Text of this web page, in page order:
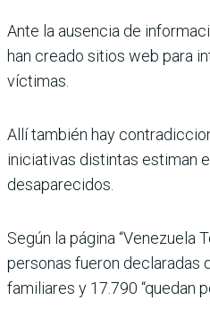
Ante la ausencia de
han creado sitios web para
víctimas.
Allí también hay
iniciativas distintas estiman
desaparecidos.
Según la página “Venezuela
personas fueron declaradas
familiares y 17.790 “quedan